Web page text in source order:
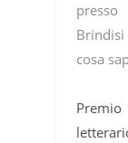
cosa